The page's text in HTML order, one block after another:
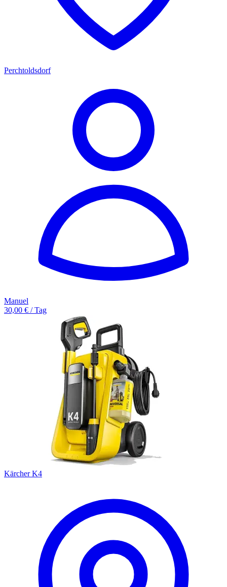
Perchtoldsdorf
Manuel
30,00 € / Tag
Kärcher K4